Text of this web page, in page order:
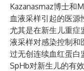
Kazanasmaz博士和
血液采样引起的医源
尤其是在新生儿重症
液采样对感染控制和
过无创连续血红蛋
SpHb对新生儿的有